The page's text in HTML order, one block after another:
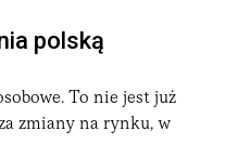
polską
To nie jest już
zmiany na rynku, w